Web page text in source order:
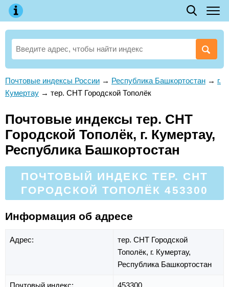
Почтовые индексы России → Республика Башкортостан → г.
Кумертау → тер. СНТ Городской Тополёк
Почтовые индексы тер. СНТ
Городской Тополёк, г. Кумертау,
Республика Башкортостан
ПОЧТОВЫЙ ИНДЕКС ТЕР. СНТ
ГОРОДСКОЙ ТОПОЛЁК 453300
Информация об адресе
Адрес:
тер. СНТ Городской
Тополёк, г. Кумертау,
Республика Башкортостан